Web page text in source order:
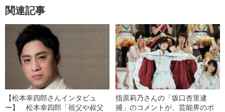
関連記事
【松本幸四郎さんインタビュ
ー】 松本幸四郎「祖父や叔父
指原莉乃さんの「坂口杏里逮
捕」のコメントが、芸能界のポ